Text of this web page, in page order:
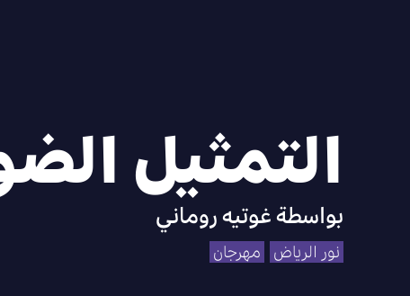
التمثيل
بواسطةغوتيه روماني
نور الرياض مهرجان